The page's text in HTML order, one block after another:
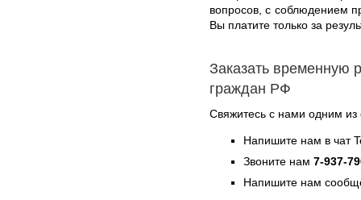
вопросов, с соблюдением
Вы платите только за
Заказать временную
граждан РФ
Свяжитесь с нами одним
Напишите нам в чат
Звоните нам 7-937-
Напишите нам